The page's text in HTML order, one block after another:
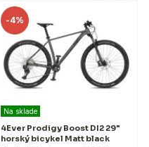
-4%
Na sklade
4Ever Prodigy Boost DI2 29"
horský bicykel Matt black